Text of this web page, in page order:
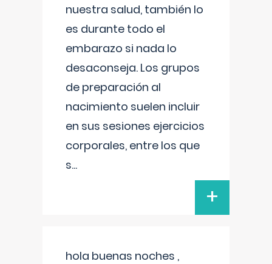
nuestra salud, también lo
es durante todo el
embarazo si nada lo
desaconseja. Los grupos
de preparación al
nacimiento suelen incluir
en sus sesiones ejercicios
corporales, entre los que
s...
+
hola buenas noches ,